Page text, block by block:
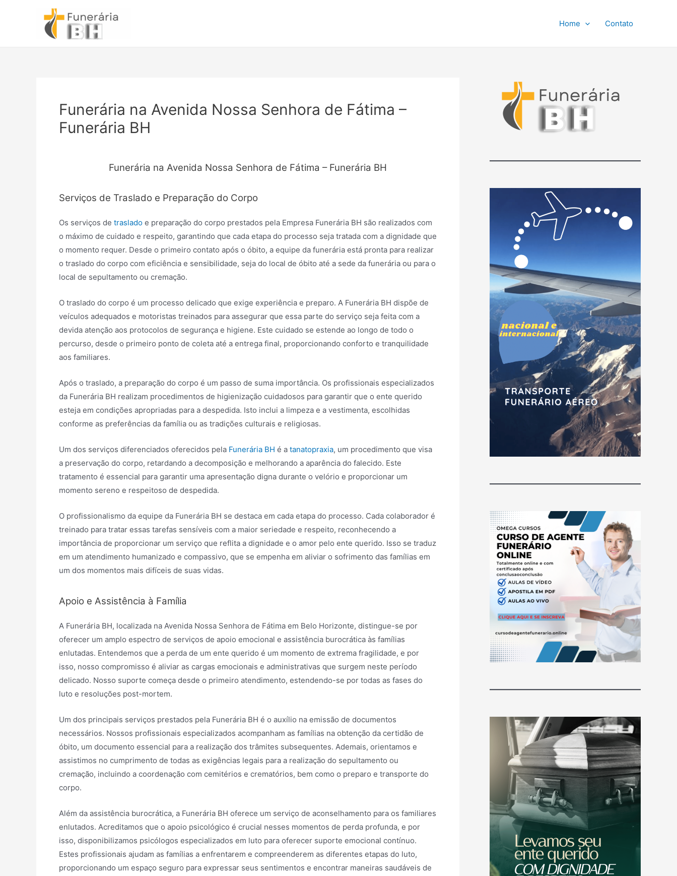
Home Contato
Funerária na Avenida Nossa Senhora de Fátima –
Funerária BH
Funerária na Avenida Nossa Senhora de Fátima – Funerária BH
Serviços de Traslado e Preparação do Corpo
Os serviços de traslado e preparação do corpo prestados pela Empresa Funerária BH são realizados com
o máximo de cuidado e respeito, garantindo que cada etapa do processo seja tratada com a dignidade que
o momento requer. Desde o primeiro contato após o óbito, a equipe da funerária está pronta para realizar
o traslado do corpo com eficiência e sensibilidade, seja do local de óbito até a sede da funerária ou para o
local de sepultamento ou cremação.
O traslado do corpo é um processo delicado que exige experiência e preparo. A Funerária BH dispõe de
veículos adequados e motoristas treinados para assegurar que essa parte do serviço seja feita com a
devida atenção aos protocolos de segurança e higiene. Este cuidado se estende ao longo de todo o
percurso, desde o primeiro ponto de coleta até a entrega final, proporcionando conforto e tranquilidade
aos familiares.
Após o traslado, a preparação do corpo é um passo de suma importância. Os profissionais especializados
da Funerária BH realizam procedimentos de higienização cuidadosos para garantir que o ente querido
esteja em condições apropriadas para a despedida. Isto inclui a limpeza e a vestimenta, escolhidas
conforme as preferências da família ou as tradições culturais e religiosas.
Um dos serviços diferenciados oferecidos pela Funerária BH é a tanatopraxia, um procedimento que visa
a preservação do corpo, retardando a decomposição e melhorando a aparência do falecido. Este
tratamento é essencial para garantir uma apresentação digna durante o velório e proporcionar um
momento sereno e respeitoso de despedida.
O profissionalismo da equipe da Funerária BH se destaca em cada etapa do processo. Cada colaborador é
treinado para tratar essas tarefas sensíveis com a maior seriedade e respeito, reconhecendo a
importância de proporcionar um serviço que reflita a dignidade e o amor pelo ente querido. Isso se traduz
em um atendimento humanizado e compassivo, que se empenha em aliviar o sofrimento das famílias em
um dos momentos mais difíceis de suas vidas.
Apoio e Assistência à Família
A Funerária BH, localizada na Avenida Nossa Senhora de Fátima em Belo Horizonte, distingue-se por
oferecer um amplo espectro de serviços de apoio emocional e assistência burocrática às famílias
enlutadas. Entendemos que a perda de um ente querido é um momento de extrema fragilidade, e por
isso, nosso compromisso é aliviar as cargas emocionais e administrativas que surgem neste período
delicado. Nosso suporte começa desde o primeiro atendimento, estendendo-se por todas as fases do
luto e resoluções post-mortem.
Um dos principais serviços prestados pela Funerária BH é o auxílio na emissão de documentos
necessários. Nossos profissionais especializados acompanham as famílias na obtenção da certidão de
óbito, um documento essencial para a realização dos trâmites subsequentes. Ademais, orientamos e
assistimos no cumprimento de todas as exigências legais para a realização do sepultamento ou
cremação, incluindo a coordenação com cemitérios e crematórios, bem como o preparo e transporte do
corpo.
Além da assistência burocrática, a Funerária BH oferece um serviço de aconselhamento para os familiares
enlutados. Acreditamos que o apoio psicológico é crucial nesses momentos de perda profunda, e por
isso, disponibilizamos psicólogos especializados em luto para oferecer suporte emocional contínuo.
Estes profissionais ajudam as famílias a enfrentarem e compreenderem as diferentes etapas do luto,
proporcionando um espaço seguro para expressar seus sentimentos e encontrar maneiras saudáveis de